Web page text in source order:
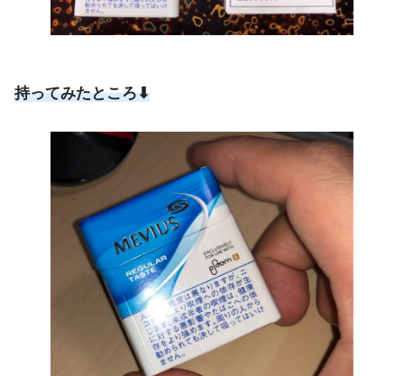
持ってみたところ⬇︎